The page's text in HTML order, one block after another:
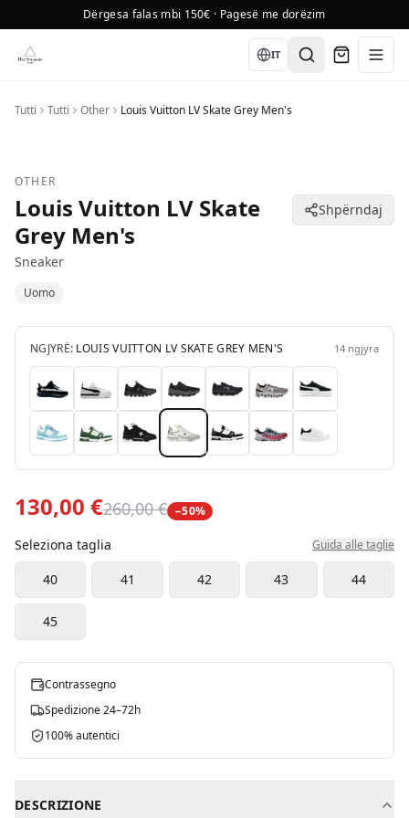
Dërgesa falas mbi 150€ · Pagesë me dorëzim
Language
IT
Tutti Tutti Other Louis Vuitton LV Skate Grey Men's
OTHER
Louis Vuitton LV Skate
Grey Men's
Shpërndaj
Sneaker
Uomo
NGJYRË: LOUIS VUITTON LV SKATE GREY MEN'S 14 ngjyra
130,00 €260,00 € −50%
Seleziona taglia Guida alle taglie
40 41 42 43 44
45
Contrassegno
Spedizione 24–72h
100% autentici
DESCRIZIONE